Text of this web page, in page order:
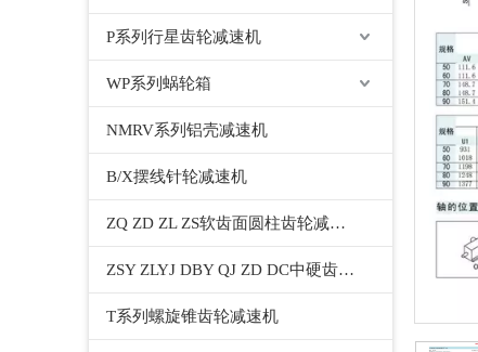
P系列行星齿轮减速机
WP系列蜗轮箱
NMRV系列铝壳减速机
B/X摆线针轮减速机
ZQ ZD ZL ZS软齿面圆柱齿轮减速机
ZSY ZLYJ DBY QJ ZD DC中硬齿面圆柱齿轮减速机
T系列螺旋锥齿轮减速机